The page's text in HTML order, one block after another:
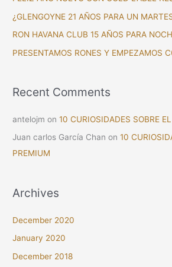
o
r
:
¿GLENGOYNE 21 AÑOS PARA UN
RON HAVANA CLUB 15 AÑOS PARA
PRESENTAMOS RONES Y EMPEZAMOS
Recent Comments
antelojm on10 CURIOSIDADES SOBRE
Juan carlos García Chan on10
PREMIUM
Archives
December 2020
January 2020
December 2018